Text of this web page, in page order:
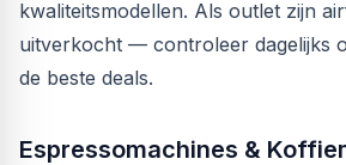
kwaliteitsmodellen. Als outlet zijn
uitverkocht — controleer dagelijks
de beste deals.
Espressomachines &